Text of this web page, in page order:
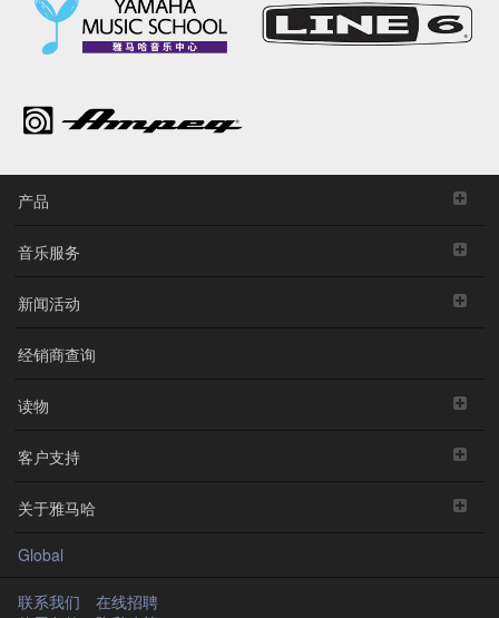
产品
音乐服务
新闻活动
经销商查询
读物
客户支持
关于雅马哈
Global
联系我们
在线招聘